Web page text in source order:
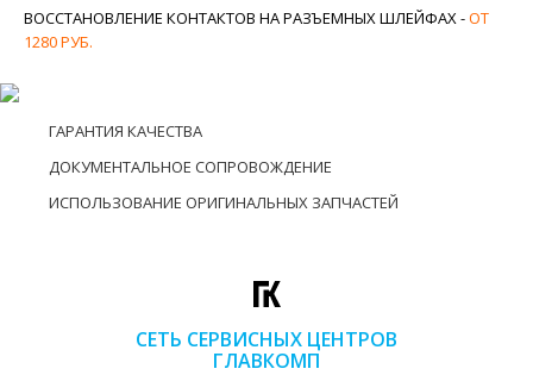
СЕТЬ СЕРВИСНЫХ ЦЕНТРОВ
ГЛАВКОМП
ВОССТАНОВЛЕНИЕ КОНТАКТОВ НА РАЗЪЕМНЫХ ШЛЕЙФАХ -ОТ
1280 РУБ.
ГАРАНТИЯ КАЧЕСТВА
ДОКУМЕНТАЛЬНОЕ СОПРОВОЖДЕНИЕ
ИСПОЛЬЗОВАНИЕ ОРИГИНАЛЬНЫХ ЗАПЧАСТЕЙ